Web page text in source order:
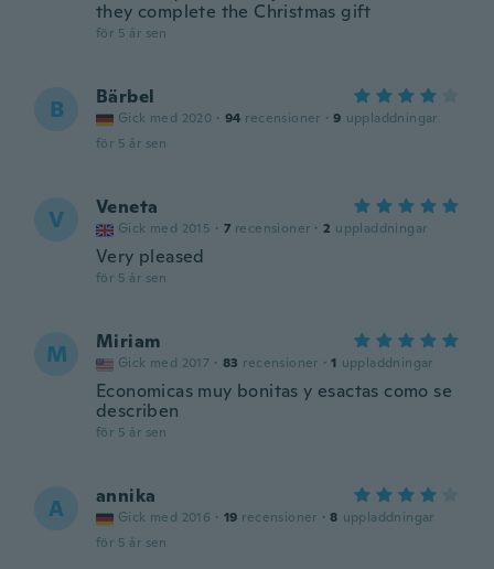
they complete the Christmas gift
för 5 år sen
B Bärbel
Gick med 2020 · 94 recensioner · 9 uppladdningar
för 5 år sen
V Veneta
Gick med 2015 · 7 recensioner · 2 uppladdningar
Very pleased
för 5 år sen
M Miriam
Gick med 2017 · 83 recensioner · 1 uppladdningar
Economicas muy bonitas y esactas como se
describen
för 5 år sen
A annika
Gick med 2016 · 19 recensioner · 8 uppladdningar
för 5 år sen